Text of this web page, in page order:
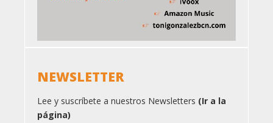
NEWSLETTER
Lee y suscríbete a nuestros Newsletters (Ir a la
página)